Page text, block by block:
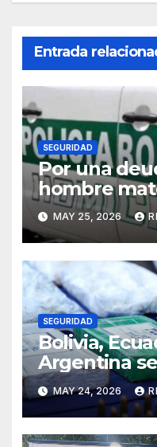
Entrada
SEGURIDAD
Por una
hombre
víctima en
Paz
MAY 25, 2026
SEGURIDAD
Bolivia,
Argentina
Santiago
MAY 24, 2026